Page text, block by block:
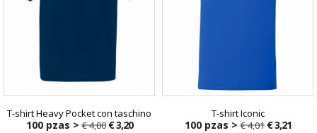
T-shirt Heavy Pocket con taschino
100 pzas >€ 4,00 € 3,20
T-shirt Iconic
100 pzas >€ 4,01 € 3,21